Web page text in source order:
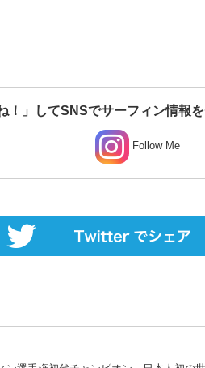
！」してSNSでサーフィン情報
Follow Me